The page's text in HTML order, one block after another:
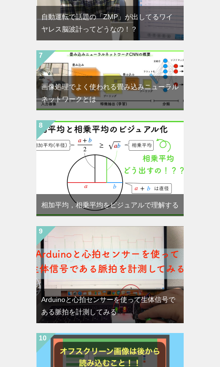
自動運転で話題の「ZMP」が出してるワイ
ヤレス脳波計ってどうなの！？
画像処理でよく使われる畳み込みニューラル
ネットワークとは
相加平均，相乗平均をビジュアルで理解する
Arduinoと心拍センサーを使って生体信号で
ある脈拍を計測してみる